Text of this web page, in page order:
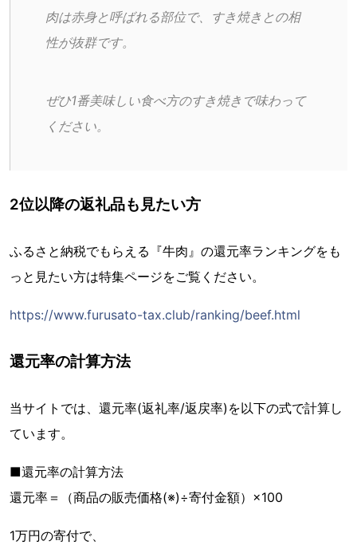
肉は赤身と呼ばれる部位で、すき焼きとの相
性が抜群です。
ぜひ1番美味しい食べ方のすき焼きで味わって
ください。
2位以降の返礼品も見たい方
ふるさと納税でもらえる『牛肉』の還元率ランキングをも
っと見たい方は特集ページをご覧ください。
https://www.furusato-tax.club/ranking/beef.html
還元率の計算方法
当サイトでは、還元率(返礼率/返戻率)を以下の式で計算し
ています。
■還元率の計算方法
還元率＝（商品の販売価格(※)÷寄付金額）×100
1万円の寄付で、